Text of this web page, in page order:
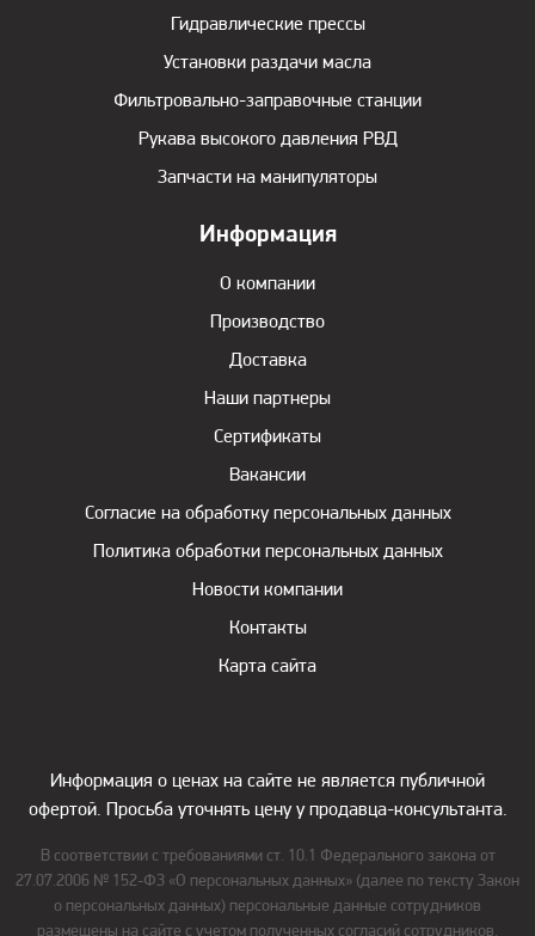
Гидравлические прессы
Установки раздачи масла
Фильтровально-заправочные станции
Рукава высокого давления РВД
Запчасти на манипуляторы
Информация
О компании
Производство
Доставка
Наши партнеры
Сертификаты
Вакансии
Согласие на обработку персональных данных
Политика обработки персональных данных
Новости компании
Контакты
Карта сайта
Информация о ценах на сайте не является публичной
офертой. Просьба уточнять цену у продавца-консультанта.
В соответствии с требованиями ст. 10.1 Федерального закона от
27.07.2006 № 152-ФЗ «О персональных данных» (далее по тексту Закон
о персональных данных) персональные данные сотрудников
размещены на сайте с учетом полученных согласий сотрудников.